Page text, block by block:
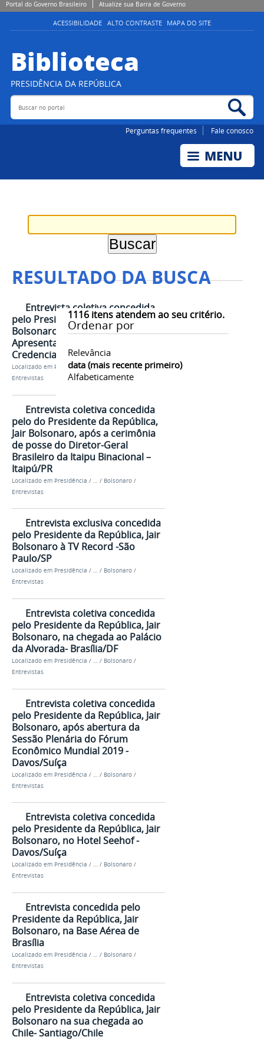
Portal do Governo Brasileiro Atualize sua Barra de Governo
ACESSIBILIDADE ALTO CONTRASTE MAPA DO SITE
Biblioteca
PRESIDÊNCIA DA REPÚBLICA
Buscar no portal
Perguntas frequentes Fale conosco
RESULTADO DA BUSCA
1116itens atendem ao seu critério.
Ordenar por
Relevância
data (mais recente primeiro)
Alfabeticamente
Entrevista coletiva concedida
pelo Presidente da República, Jair
Bolsonaro, após a cerimônia de
Apresentação de Cartas
Credenciais
Localizado em Presidência /…/Bolsonaro /
Entrevistas
Entrevista coletiva concedida
pelo do Presidente da República,
Jair Bolsonaro, após a cerimônia
de posse do Diretor-Geral
Brasileiro da Itaipu Binacional –
Itaipú/PR
Localizado em Presidência / / Bolsonaro /
Entrevistas
Entrevista exclusiva concedida
pelo Presidente da República, Jair
Bolsonaro à TV Record -São
Paulo/SP
Localizado em Presidência / … / Bolsonaro /
Entrevistas
Entrevista coletiva concedida
pelo Presidente da República, Jair
Bolsonaro, na chegada ao Palácio
da Alvorada- Brasília/DF
Localizado em Presidência / … / Bolsonaro /
Entrevistas
Entrevista coletiva concedida
pelo Presidente da República, Jair
Bolsonaro, após abertura da
Sessão Plenária do Fórum
Econômico Mundial 2019 -
Davos/Suíça
Localizado em Presidência / … / Bolsonaro /
Entrevistas
Entrevista coletiva concedida
pelo Presidente da República, Jair
Bolsonaro, no Hotel Seehof -
Davos/Suíça
Localizado em Presidência / … / Bolsonaro /
Entrevistas
Entrevista concedida pelo
Presidente da República, Jair
Bolsonaro, na Base Aérea de
Brasília
Localizado em Presidência / … / Bolsonaro /
Entrevistas
Entrevista coletiva concedida
pelo Presidente da República, Jair
Bolsonaro na sua chegada ao
Chile- Santiago/Chile